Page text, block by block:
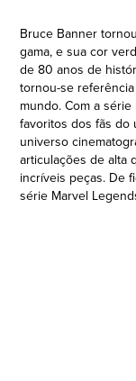
Bruce Banner
gama, e sua cor
de 80 anos de
tornou-se
mundo. Com a
favoritos dos fãs do
universo
articulações de alta
incríveis peças. De
série Marvel